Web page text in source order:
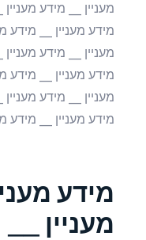
מעניין __ מידע מעניין
מידע מעניין __ מידע
מעניין __ מידע מעניין
מידע מעניין __ מידע
מעניין __ מידע מעניין
מידע מעניין __ מידע
מידע
מעניין __